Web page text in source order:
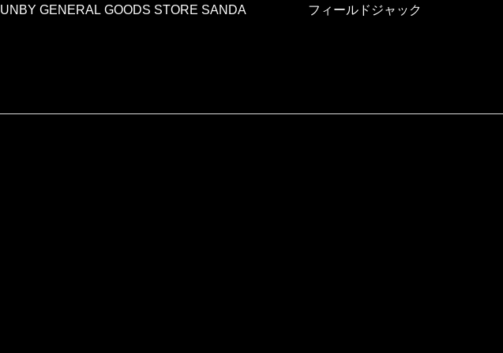
UNBY GENERAL GOODS STORE SANDA フィールドジャック